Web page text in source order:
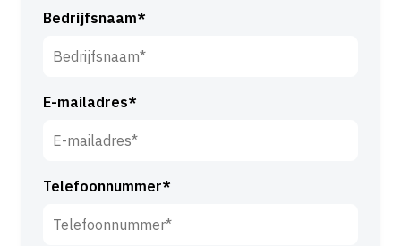
r
m
c
r
m
Bedrijfsnaam*
E-mailadres*
Telefoonnummer*